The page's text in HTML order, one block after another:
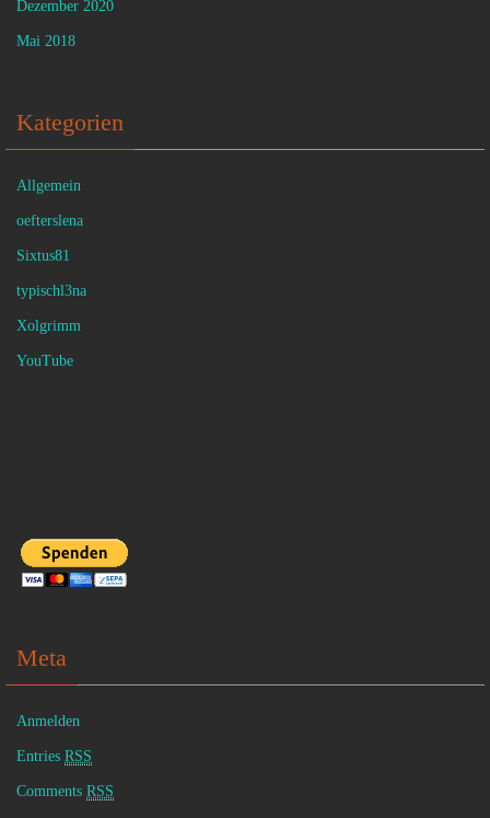
Dezember 2020
Mai 2018
Kategorien
Allgemein
oefterslena
Sixtus81
typischl3na
Xolgrimm
YouTube
Meta
Anmelden
Entries RSS
Comments RSS